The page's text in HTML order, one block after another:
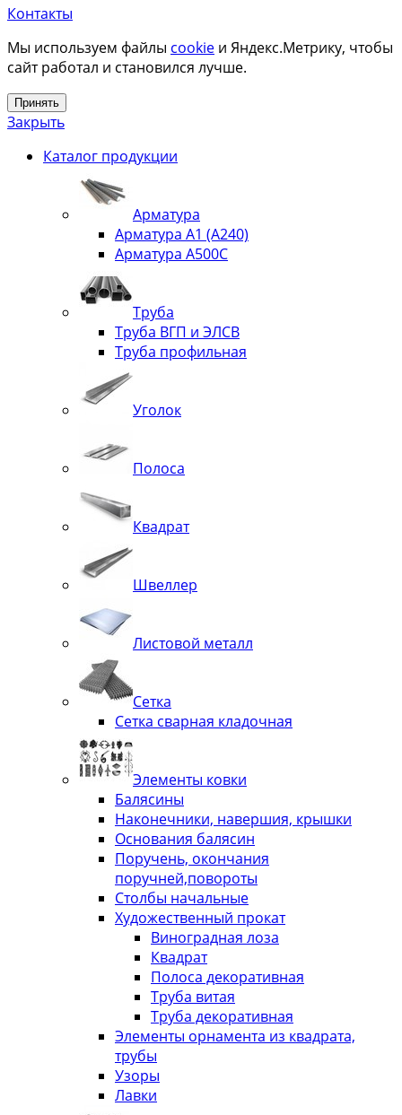
Контакты
Мы используем файлы cookie и Яндекс.Метрику, чтобы
сайт работал и становился лучше.
Принять
Закрыть
Каталог продукции
Арматура
Арматура А1 (А240)
Арматура А500С
Труба
Труба ВГП и ЭЛСВ
Труба профильная
Уголок
Полоса
Квадрат
Швеллер
Листовой металл
Сетка
Сетка сварная кладочная
Элементы ковки
Балясины
Наконечники, навершия, крышки
Основания балясин
Поручень, окончания
поручней,повороты
Столбы начальные
Художественный прокат
Виноградная лоза
Квадрат
Полоса декоративная
Труба витая
Труба декоративная
Элементы орнамента из квадрата,
трубы
Узоры
Лавки